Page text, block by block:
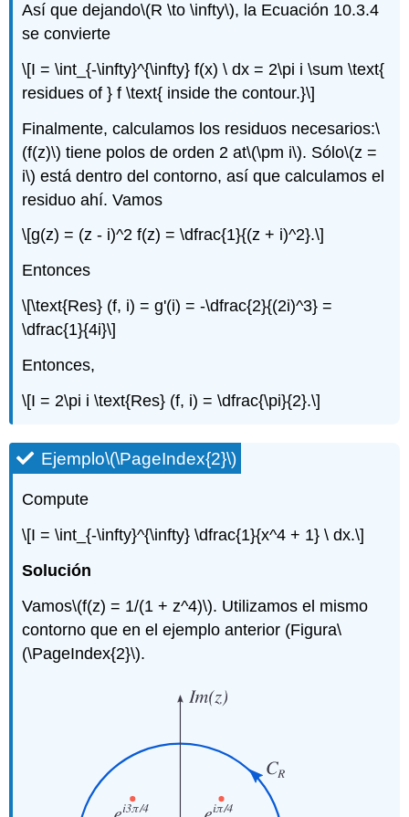
Así que dejando\(R \to \infty\), la Ecuación 10.3.4
se convierte
\[I = \int_{-\infty}^{\infty} f(x) \ dx = 2\pi i \sum \text{
residues of } f \text{ inside the contour.}\]
Finalmente, calculamos los residuos necesarios:\
(f(z)\) tiene polos de orden 2 at\(\pm i\). Sólo\(z =
i\) está dentro del contorno, así que calculamos el
residuo ahí. Vamos
\[g(z) = (z - i)^2 f(z) = \dfrac{1}{(z + i)^2}.\]
Entonces
\[\text{Res} (f, i) = g'(i) = -\dfrac{2}{(2i)^3} =
\dfrac{1}{4i}\]
Entonces,
\[I = 2\pi i \text{Res} (f, i) = \dfrac{\pi}{2}.\]
Ejemplo\(\PageIndex{2}\)
Compute
\[I = \int_{-\infty}^{\infty} \dfrac{1}{x^4 + 1} \ dx.\]
Solución
Vamos\(f(z) = 1/(1 + z^4)\). Utilizamos el mismo
contorno que en el ejemplo anterior (Figura\
(\PageIndex{2}\).